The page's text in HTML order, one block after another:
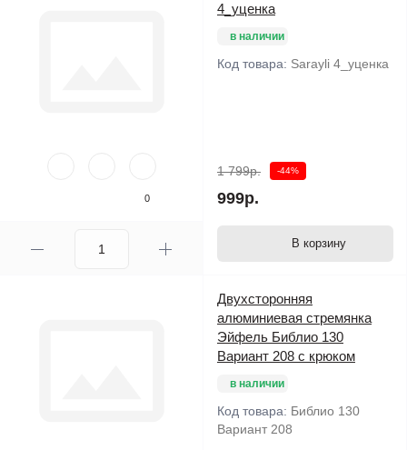
0
4_уценка
в наличии
Код товара: Sarayli 4_уценка
1 799р. -44%
999р.
В корзину
Двухсторонняя
алюминиевая стремянка
Эйфель Библио 130
Вариант 208 с крюком
в наличии
Код товара: Библио 130
Вариант 208